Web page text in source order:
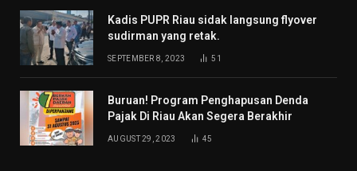
Kadis PUPR Riau sidak langsung flyover
sudirman yang retak.
SEPTEMBER 8, 2023 51
Buruan! Program Penghapusan Denda
Pajak Di Riau Akan Segera Berakhir
AUGUST 29, 2023 45